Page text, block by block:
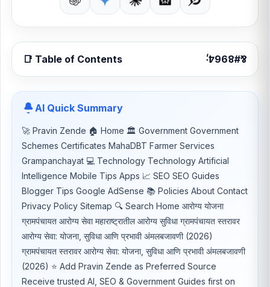
📑 Table of Contents
AI Quick Summary
🚀 Pravin Zende 🏠 Home 🏛 Government Government
Schemes Certificates MahaDBT Farmer Services
Grampanchayat 💻 Technology Technology Artificial
Intelligence Mobile Tips Apps 📈 SEO SEO Guides
Blogger Tips Google AdSense 📚 Policies About Contact
Privacy Policy Sitemap 🔍 Search Home आरोग्य योजना
ग्रामपंचायत आरोग्य सेवा महाराष्ट्रातील आरोग्य सुविधा ग्रामपंचायत स्तरावर
आरोग्य सेवा: योजना, सुविधा आणि प्रभावी अंमलबजावणी (2026)
ग्रामपंचायत स्तरावर आरोग्य सेवा: योजना, सुविधा आणि प्रभावी अंमलबजावणी
(2026) ⭐ Add Pravin Zende as Preferred Source
Receive trusted AI, SEO & Government Guides first on